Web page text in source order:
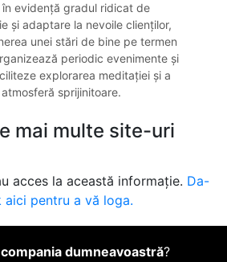
evidență gradul ridicat de
și adaptare la nevoile clienților,
unei stări de bine pe termen
periodic evenimente și
explorarea meditației și a
sprijinitoare.
mai multe site-uri
acces la această informație. Da-
pentru a vă loga.
dumneavoastră?